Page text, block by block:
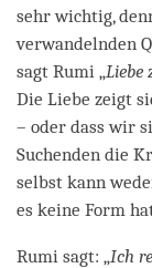
sehr wichtig,
verwandelnden
sagt Rumi „Liebe
Die Liebe zeigt
– oder dass wir
Suchenden die
selbst kann
es keine Form
Rumi sagt: „Ich